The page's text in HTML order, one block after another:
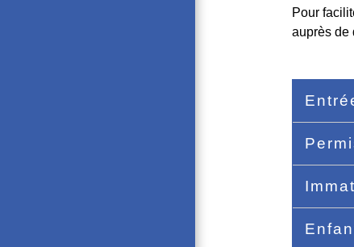
Pour
auprès de